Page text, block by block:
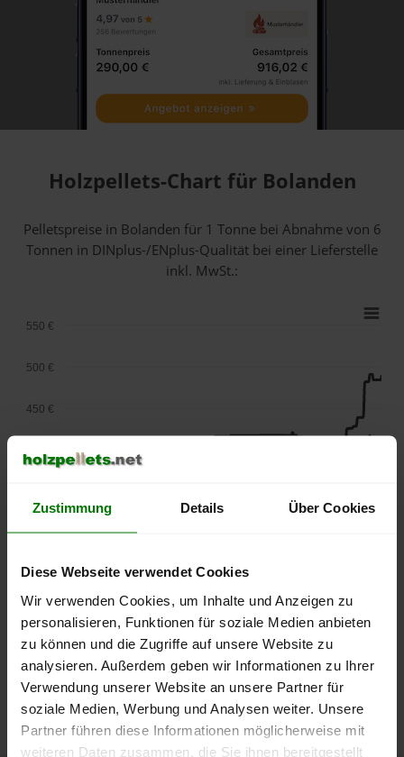
Zustimmung Details Über Cookies
Diese Webseite verwendet Cookies
Wir verwenden Cookies, um Inhalte und Anzeigen zu
personalisieren, Funktionen für soziale Medien anbieten
zu können und die Zugriffe auf unsere Website zu
analysieren. Außerdem geben wir Informationen zu Ihrer
Verwendung unserer Website an unsere Partner für
soziale Medien, Werbung und Analysen weiter. Unsere
Partner führen diese Informationen möglicherweise mit
weiteren Daten zusammen, die Sie ihnen bereitgestellt
Holzpellets-Chart für Bolanden
Pelletspreise in Bolanden für 1 Tonne bei Abnahmevon 6
Tonnen in DINplus-/ENplus-Qualität bei einer Lieferstelle
inkl. MwSt.:
lose Ware Sackware
2025
2026
2026
250 €
300 €
400 €
450 €
500 €
550 €
Die aktuelle Preisentwicklung für Holzpellets in Deutschland
können Sie jederzeit auf unsererPelletspreise -Seite
nachvollziehen.